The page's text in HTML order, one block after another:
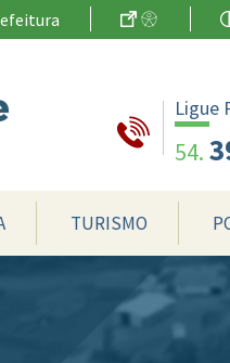
Ir
Ligue
54.
TURISMO